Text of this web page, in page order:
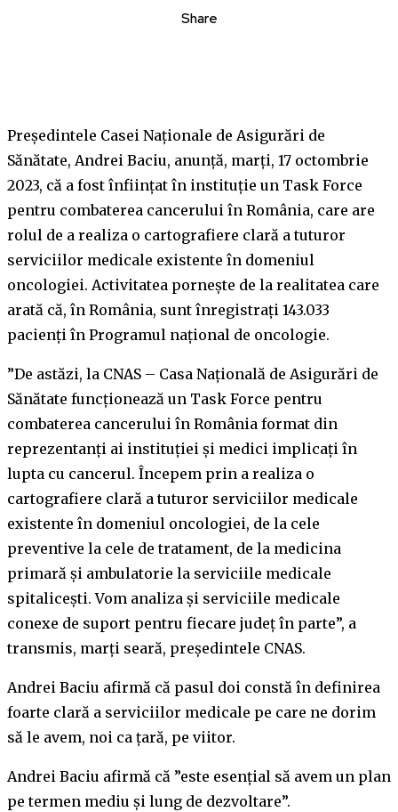
Share
Preşedintele Casei Naţionale de Asigurări de
Sănătate, Andrei Baciu, anunţă, marţi, 17 octombrie
2023, că a fost înfiinţat în instituţie un Task Force
pentru combaterea cancerului în România, care are
rolul de a realiza o cartografiere clară a tuturor
serviciilor medicale existente în domeniul
oncologiei. Activitatea porneşte de la realitatea care
arată că, în România, sunt înregistraţi 143.033
pacienţi în Programul naţional de oncologie.
”De astăzi, la CNAS – Casa Naţională de Asigurări de
Sănătate funcţionează un Task Force pentru
combaterea cancerului în România format din
reprezentanţi ai instituţiei şi medici implicaţi în
lupta cu cancerul. Începem prin a realiza o
cartografiere clară a tuturor serviciilor medicale
existente în domeniul oncologiei, de la cele
preventive la cele de tratament, de la medicina
primară şi ambulatorie la serviciile medicale
spitaliceşti. Vom analiza şi serviciile medicale
conexe de suport pentru fiecare judeţ în parte”, a
transmis, marţi seară, preşedintele CNAS.
Andrei Baciu afirmă că pasul doi constă în definirea
foarte clară a serviciilor medicale pe care ne dorim
să le avem, noi ca ţară, pe viitor.
Andrei Baciu afirmă că ”este esenţial să avem un plan
pe termen mediu şi lung de dezvoltare”.